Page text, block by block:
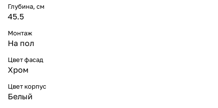
Глубина, см
45.5
Монтаж
На пол
Цвет фасад
Хром
Цвет корпус
Белый